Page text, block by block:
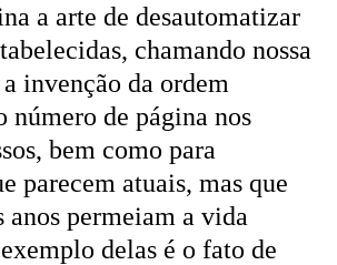
a arte de desautomatizar
chamando nossa
invenção da ordem
número de página nos
bem como para
parecem atuais, mas que
anos permeiam a vida
delas é o fato de